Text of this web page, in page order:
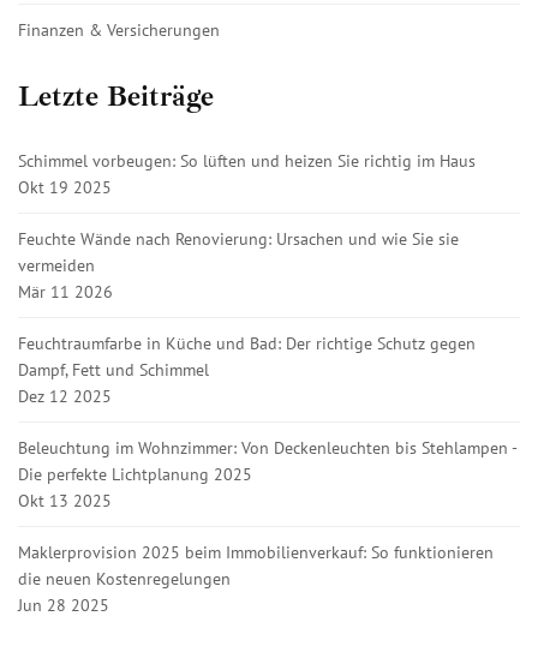
Finanzen & Versicherungen
Letzte Beiträge
Schimmel vorbeugen: So lüften und heizen Sie richtig im Haus
Okt 19 2025
Feuchte Wände nach Renovierung: Ursachen und wie Sie sie
vermeiden
Mär 11 2026
Feuchtraumfarbe in Küche und Bad: Der richtige Schutz gegen
Dampf, Fett und Schimmel
Dez 12 2025
Beleuchtung im Wohnzimmer: Von Deckenleuchten bis Stehlampen -
Die perfekte Lichtplanung 2025
Okt 13 2025
Maklerprovision 2025 beim Immobilienverkauf: So funktionieren
die neuen Kostenregelungen
Jun 28 2025